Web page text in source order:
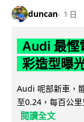
duncan 1 日
Audi 最
彩造型曝
Audi 呢部新車，
至0.24，每百公
閱讀全文